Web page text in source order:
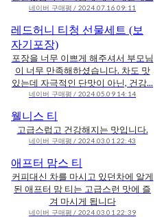
네이버 구매평 / 2024.07.16 09:11
레드허니 티청 선물세트 (보
자기포장)
포장을 너무 이쁘게 해주셔서 부모님
이 너무 만족해하셨습니다. 차도 맛
있는데 자극적인 단맛이 아닌, 건강...
네이버 구매평 / 2024.05.09 14:14
웰니스 티
고급스럽고 건강해지는 맛입니다.
네이버 구매평 / 2024.03.01 22:43
애프터 맘스 티
커피대신 차를 마시고 있던차에 알게
된 애프터 맘 티는 고급스런 맛에 즐
겨 마시게 됩니다
네이버 구매평 / 2024.03.01 22:39